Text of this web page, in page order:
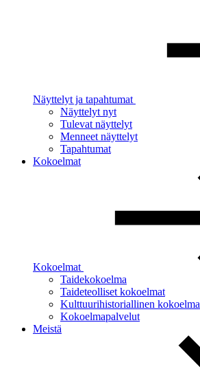
Näyttelyt ja tapahtumat
Näyttelyt nyt
Tulevat näyttelyt
Menneet näyttelyt
Tapahtumat
Kokoelmat
Kokoelmat
Taidekokoelma
Taideteolliset kokoelmat
Kulttuurihistoriallinen kokoelma
Kokoelmapalvelut
Meistä